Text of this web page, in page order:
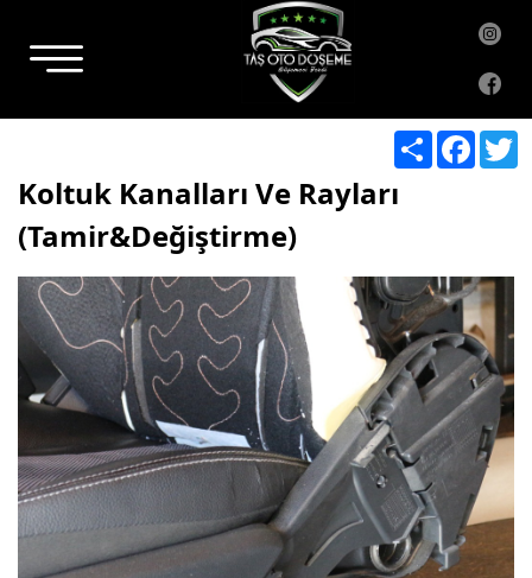
Koltuk Kanalları Ve Rayları
(Tamir&Değiştirme)
Share